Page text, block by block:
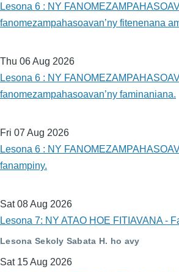
Lesona 6 : NY
fanomezampahasoavan’ny fitenenana
Thu 06 Aug 2026
Lesona 6 : NY
fanomezampahasoavan’ny faminaniana.
Fri 07 Aug 2026
Lesona 6 : NY
fanampiny.
Sat 08 Aug 2026
Lesona 7: NY ATAO HOE FITIAVANA -
Lesona Sekoly Sabata H. ho avy
Sat 15 Aug 2026